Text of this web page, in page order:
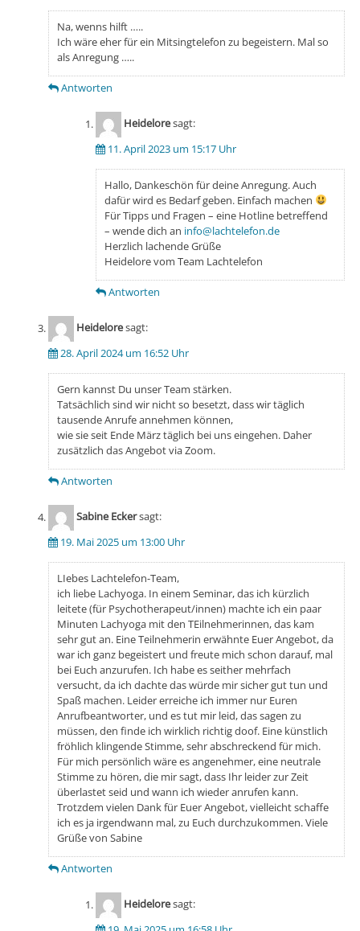
Na, wenns hilft …..
Ich wäre eher für ein Mitsingtelefon zu begeistern. Mal so
als Anregung …..
Antworten
Heideloresagt:
11. April 2023 um 15:17 Uhr
Hallo, Dankeschön für deine Anregung. Auch
dafür wird es Bedarf geben. Einfach machen
Für Tipps und Fragen – eine Hotline betreffend
– wende dich an info@lachtelefon.de
Herzlich lachende Grüße
Heidelore vom Team Lachtelefon
Antworten
Heideloresagt:
28. April 2024 um 16:52 Uhr
Gern kannst Du unser Team stärken.
Tatsächlich sind wir nicht so besetzt, dass wir täglich
tausende Anrufe annehmen können,
wie sie seit Ende März täglich bei uns eingehen. Daher
zusätzlich das Angebot via Zoom.
Antworten
Sabine Eckersagt:
19. Mai 2025 um 13:00 Uhr
LIebes Lachtelefon-Team,
ich liebe Lachyoga. In einem Seminar, das ich kürzlich
leitete (für Psychotherapeut/innen) machte ich ein paar
Minuten Lachyoga mit den TEilnehmerinnen, das kam
sehr gut an. Eine Teilnehmerin erwähnte Euer Angebot, da
war ich ganz begeistert und freute mich schon darauf, mal
bei Euch anzurufen. Ich habe es seither mehrfach
versucht, da ich dachte das würde mir sicher gut tun und
Spaß machen. Leider erreiche ich immer nur Euren
Anrufbeantworter, und es tut mir leid, das sagen zu
müssen, den finde ich wirklich richtig doof. Eine künstlich
fröhlich klingende Stimme, sehr abschreckend für mich.
Für mich persönlich wäre es angenehmer, eine neutrale
Stimme zu hören, die mir sagt, dass Ihr leider zur Zeit
überlastet seid und wann ich wieder anrufen kann.
Trotzdem vielen Dank für Euer Angebot, vielleicht schaffe
ich es ja irgendwann mal, zu Euch durchzukommen. Viele
Grüße von Sabine
Antworten
Heideloresagt: